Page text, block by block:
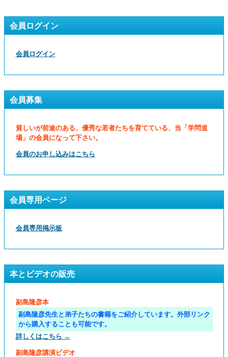
会員ログイン
会員ログイン
会員募集
貧しいが前途のある、優秀な若者たちを育てている、当「学問道
場」の会員になって下さい。
会員のお申し込みはこちら
会員専用ページ
会員専用掲示板
本とビデオの販売
副島隆彦本
副島隆彦先生と弟子たちの書籍をご紹介しています。外部リンク
から購入することも可能です。
詳しくはこちら →
副島隆彦講演ビデオ